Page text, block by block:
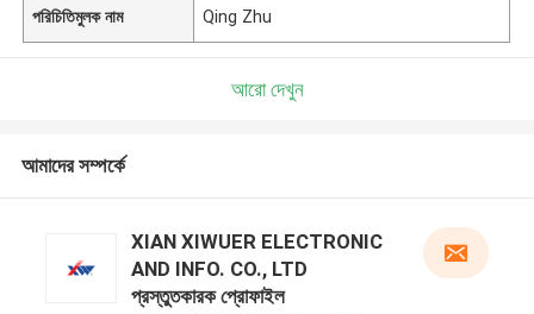
পরিচিতিমুলক নাম Qing Zhu
আরো দেখুন
আমাদের সম্পর্কে
XIAN XIWUER ELECTRONIC
AND INFO. CO., LTD
প্রস্তুতকারক প্রোফাইল